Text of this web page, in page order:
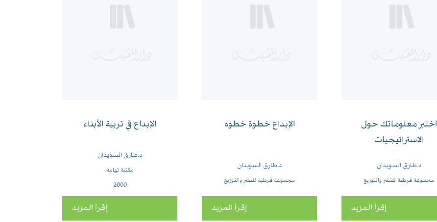
اختبر معلوماتك حول
الاستراتيجيات
د.طارق السويدان
مجموعة قرطبة للنشر والتوزيع
إقرأ المزيد
الإبداع خطوة خطوه
د.طارق السويدان
مجموعة قرطبة للنشر والتوزيع
إقرأ المزيد
الإبداع في تربية الأبناء
د.طارق السويدان
مكتبة تهامه
2000
إقرأ المزيد